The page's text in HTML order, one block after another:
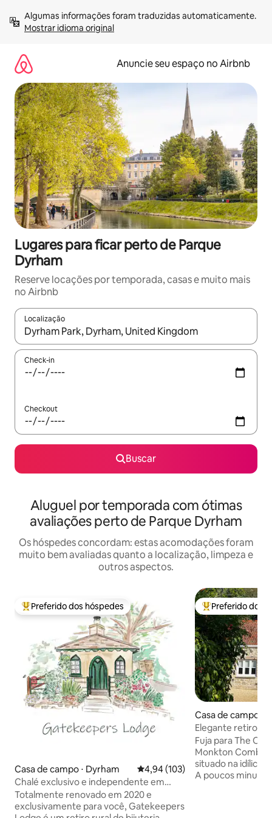
para
Mostrar idioma original
Anuncie seu espaço no Airbnb
Lugares para ficar perto de Parque
Dyrham
Reserve locações por temporada, casas e muito mais
no Airbnb
Localização
Quando os resultados estiverem disponíveis, explore-os
Check-in
Checkout
Buscar
Aluguel por temporada com ótimas
avaliações perto de Parque Dyrham
Os hóspedes concordam: estas acomodações foram
muito bem avaliadas quanto a localização, limpeza e
outros aspectos.
Entre os melhores preferidos dos hóspedes
Preferido dos hóspedes
Casa de campo ⋅ Dyrham 4,94 de uma avaliação média de
4,94 (103)
Chalé exclusivo e independente em
Dyrham, perto de Bath
Totalmente renovado em 2020 e
exclusivamente para você, Gatekeepers
Entre os
Preferido dos
Casa de campo ⋅
be
Elegante retiro
Bath |
elétricos
Fuja para The
Monkton
situado na idílica
A poucos